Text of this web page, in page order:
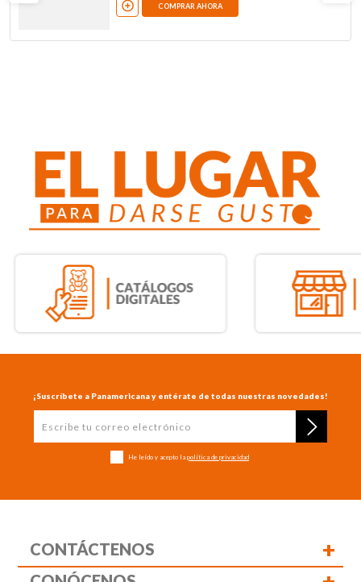
COMPRAR AHORA
¡Suscríbete a Panamericana y entérate de todas nuestras novedades!
He leído y acepto la política de privacidad
CONTÁCTENOS +